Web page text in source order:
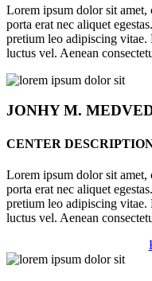
Lorem ipsum dolor sit amet,
porta erat nec aliquet
pretium leo adipiscing vitae.
luctus vel. Aenean
JONHYM.
CENTER
Lorem ipsum dolor sit amet,
porta erat nec aliquet
pretium leo adipiscing vitae.
luctus vel. Aenean